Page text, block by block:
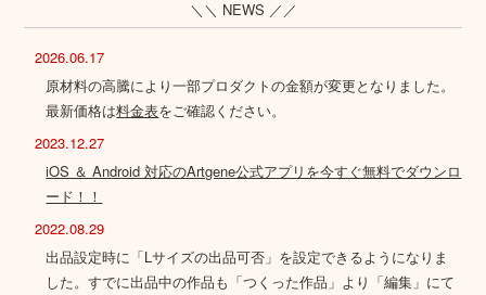
＼＼ NEWS ／／
2026.06.17
原材料の高騰により一部プロダクトの金額が変更となりました。
最新価格は料金表をご確認ください。
2023.12.27
iOS ＆ Android 対応のArtgene公式アプリを今すぐ無料でダウンロ
ード！！
2022.08.29
出品設定時に「Lサイズの出品可否」を設定できるようになりま
した。すでに出品中の作品も「つくった作品」より「編集」にて